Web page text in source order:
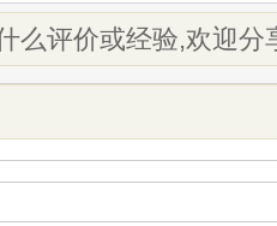
么评价或经验,欢迎分